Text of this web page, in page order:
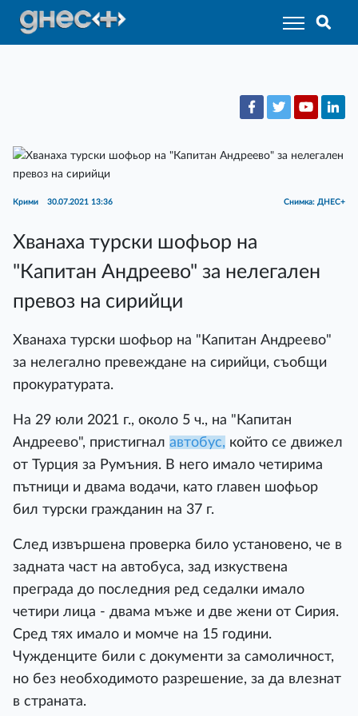
Крими 30.07.2021 13:36 Снимка: ДНЕС+
Хванаха турски шофьор на
"Капитан Андреево" за нелегален
превоз на сирийци
Хванаха турски шофьор на "Капитан Андреево"
за нелегално превеждане на сирийци, съобщи
прокуратурата.
На 29 юли 2021 г., около 5 ч., на "Капитан
Андреево", пристигнал автобус, който се движел
от Турция за Румъния. В него имало четирима
пътници и двама водачи, като главен шофьор
бил турски гражданин на 37 г.
След извършена проверка било установено, че в
задната част на автобуса, зад изкуствена
преграда до последния ред седалки имало
четири лица - двама мъже и две жени от Сирия.
Сред тях имало и момче на 15 години.
Чужденците били с документи за самоличност,
но без необходимото разрешение, за да влезнат
в страната.